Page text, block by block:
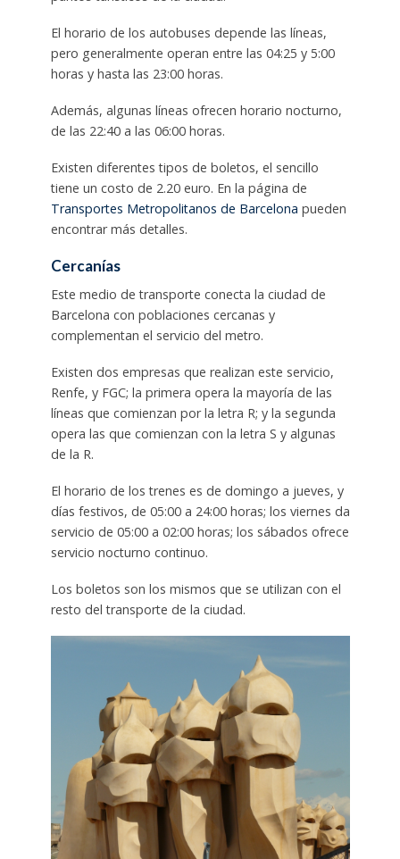
El horario de los autobuses depende las líneas,
pero generalmente operan entre las 04:25 y 5:00
horas y hasta las 23:00 horas.
Además, algunas líneas ofrecen horario nocturno,
de las 22:40 a las 06:00 horas.
Existen diferentes tipos de boletos, el sencillo
tiene un costo de 2.20 euro. En la página de
Transportes Metropolitanos de Barcelona pueden
encontrar más detalles.
Cercanías
Este medio de transporte conecta la ciudad de
Barcelona con poblaciones cercanas y
complementan el servicio del metro.
Existen dos empresas que realizan este servicio,
Renfe, y FGC; la primera opera la mayoría de las
líneas que comienzan por la letra R; y la segunda
opera las que comienzan con la letra S y algunas
de la R.
El horario de los trenes es de domingo a jueves, y
días festivos, de 05:00 a 24:00 horas; los viernes da
servicio de 05:00 a 02:00 horas; los sábados ofrece
servicio nocturno continuo.
Los boletos son los mismos que se utilizan con el
resto del transporte de la ciudad.